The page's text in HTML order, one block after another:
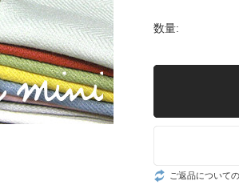
数量:
ご返品について